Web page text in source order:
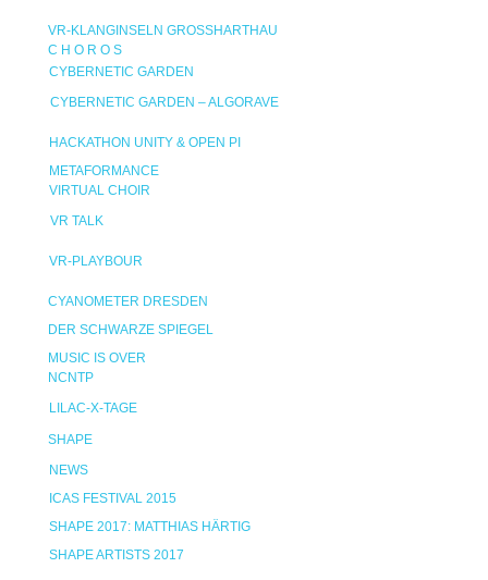
VR-KLANGINSELN GROSSHARTHAU
C H O R O S
CYBERNETIC GARDEN
CYBERNETIC GARDEN – ALGORAVE
HACKATHON UNITY & OPEN PI
METAFORMANCE
VIRTUAL CHOIR
VR TALK
VR-PLAYBOUR
CYANOMETER DRESDEN
DER SCHWARZE SPIEGEL
MUSIC IS OVER
NCNTP
LILAC-X-TAGE
SHAPE
NEWS
ICAS FESTIVAL 2015
SHAPE 2017: MATTHIAS HÄRTIG
SHAPE ARTISTS 2017